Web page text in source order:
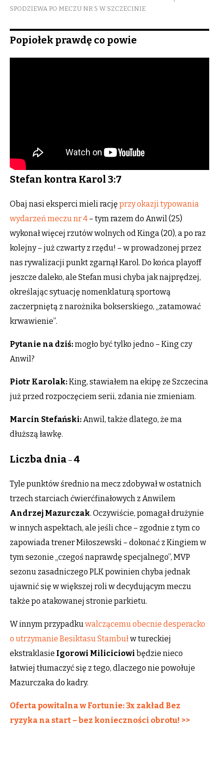
SPODZIEWA PO MECZU NR 5 W SZCZECINIE
Popiołek prawdę co powie
Stefan kontra Karol 3:7
Obaj nasi eksperci mieli rację przy okazji typowania
wydarzeń meczu nr 4 – tym razem do Anwil (25)
wykonał więcej rzutów wolnych od Kinga (20), a po raz
kolejny – już czwarty z rzędu! – w prowadzonej przez
nas rywalizacji punkt zgarnął Karol. Do końca playoff
jeszcze daleko, ale Stefan musi chyba jak najprędzej,
określając sytuację nomenklaturą sportową
zaczerpniętą z narożnika bokserskiego, „zatamować
krwawienie”.
Pytanie na dziś:mogło być tylko jedno – King czy
Anwil?
Piotr Karolak:King, stawiałem na ekipę ze Szczecina
już przed rozpoczęciem serii, zdania nie zmieniam.
Marcin Stefański:Anwil, także dlatego, że ma
dłuższą ławkę.
Liczba dnia – 4
Tyle punktów średnio na mecz zdobywał w ostatnich
trzech starciach ćwierćfinałowych z Anwilem
Andrzej Mazurczak. Oczywiście, pomagał drużynie
w innych aspektach, ale jeśli chce – zgodnie z tym co
zapowiada trener Miłoszewski – dokonać z Kingiem w
tym sezonie „czegoś naprawdę specjalnego”, MVP
sezonu zasadniczego PLK powinien chyba jednak
ujawnić się w większej roli w decydującym meczu
także po atakowanej stronie parkietu.
W innym przypadkuwalczącemu obecnie desperacko
o utrzymanie Besiktasu Stambułw tureckiej
ekstraklasie Igorowi Miliciciowi będzie nieco
łatwiej tłumaczyć się z tego, dlaczego nie powołuje
Mazurczaka do kadry.
Oferta powitalna w Fortunie: 3x zakład Bez
ryzyka na start – bez konieczności obrotu! >>